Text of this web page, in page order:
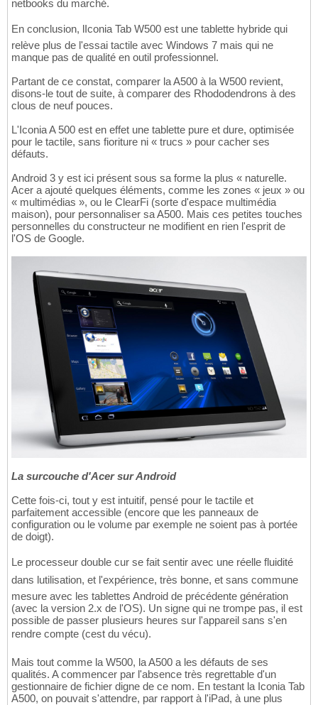
netbooks du marché.
En conclusion, lIconia Tab W500 est une tablette hybride qui
relève plus de l'essai tactile avec Windows 7 mais qui ne
manque pas de qualité en outil professionnel.
Partant de ce constat, comparer la A500 à la W500 revient,
disons-le tout de suite, à comparer des Rhododendrons à des
clous de neuf pouces.
L'Iconia A 500 est en effet une tablette pure et dure, optimisée
pour le tactile, sans fioriture ni « trucs » pour cacher ses
défauts.
Android 3 y est ici présent sous sa forme la plus « naturelle.
Acer a ajouté quelques éléments, comme les zones « jeux » ou
« multimédias », ou le ClearFi (sorte d'espace multimédia
maison), pour personnaliser sa A500. Mais ces petites touches
personnelles du constructeur ne modifient en rien l'esprit de
l'OS de Google.
La surcouche d'Acer sur Android
Cette fois-ci, tout y est intuitif, pensé pour le tactile et
parfaitement accessible (encore que les panneaux de
configuration ou le volume par exemple ne soient pas à portée
de doigt).
Le processeur double cur se fait sentir avec une réelle fluidité
dans lutilisation, et l'expérience, très bonne, et sans commune
mesure avec les tablettes Android de précédente génération
(avec la version 2.x de l'OS). Un signe qui ne trompe pas, il est
possible de passer plusieurs heures sur l'appareil sans s'en
rendre compte (cest du vécu).
Mais tout comme la W500, la A500 a les défauts de ses
qualités. A commencer par l'absence très regrettable d'un
gestionnaire de fichier digne de ce nom. En testant la Iconia Tab
A500, on pouvait s'attendre, par rapport à l'iPad, à une plus